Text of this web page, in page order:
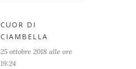
CUOR DI
CIAMBELLA
25 ottobre 2018 alle ore
19:24